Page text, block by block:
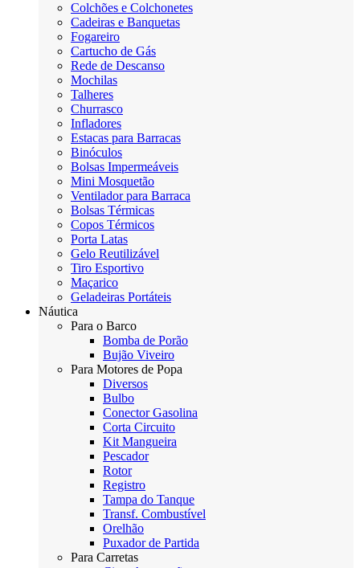
Colchões e Colchonetes
Cadeiras e Banquetas
Fogareiro
Cartucho de Gás
Rede de Descanso
Mochilas
Talheres
Churrasco
Infladores
Estacas para Barracas
Binóculos
Bolsas Impermeáveis
Mini Mosquetão
Ventilador para Barraca
Bolsas Térmicas
Copos Térmicos
Porta Latas
Gelo Reutilizável
Tiro Esportivo
Maçarico
Geladeiras Portáteis
Náutica
Para o Barco
Bomba de Porão
Bujão Viveiro
Para Motores de Popa
Diversos
Bulbo
Conector Gasolina
Corta Circuito
Kit Mangueira
Pescador
Rotor
Registro
Tampa do Tanque
Transf. Combustível
Orelhão
Puxador de Partida
Para Carretas